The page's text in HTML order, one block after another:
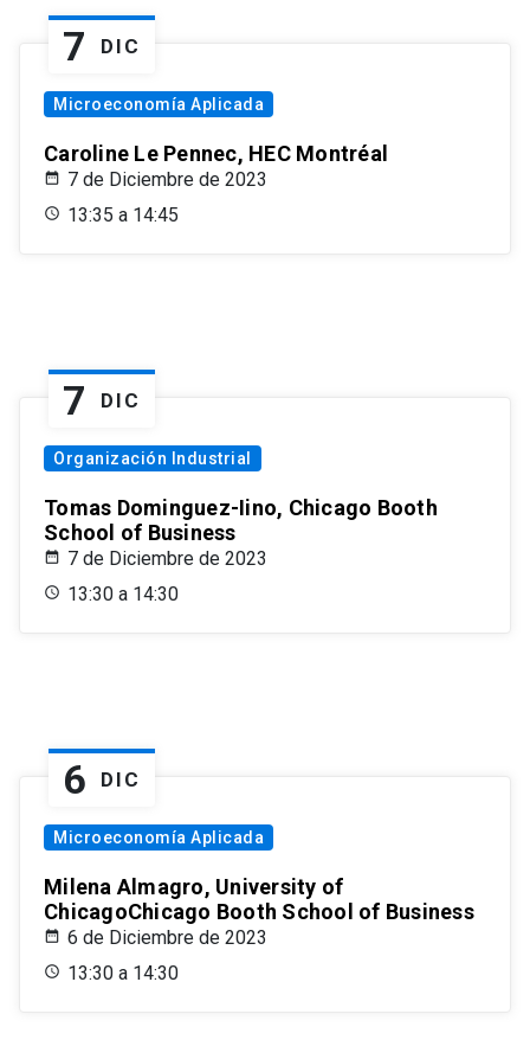
7 DIC
Microeconomía Aplicada
Caroline Le Pennec, HEC Montréal
7 de Diciembre de 2023
13:35 a 14:45
7 DIC
Organización Industrial
Tomas Dominguez-Iino, Chicago Booth
School of Business
7 de Diciembre de 2023
13:30 a 14:30
6 DIC
Microeconomía Aplicada
Milena Almagro, University of
ChicagoChicago Booth School of Business
6 de Diciembre de 2023
13:30 a 14:30